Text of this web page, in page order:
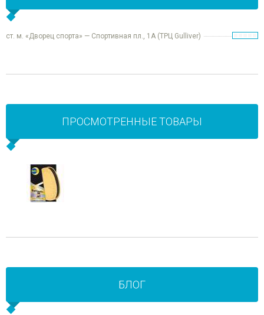
ст. м. «Дворец спорта» — Спортивная пл., 1А (ТРЦ Gulliver)
ПРОСМОТРЕННЫЕ ТОВАРЫ
БЛОГ